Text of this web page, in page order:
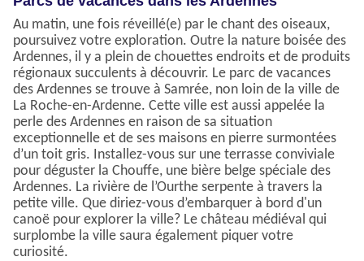
Au matin, une fois réveillé(e) par le chant des oiseaux,
poursuivez votre exploration. Outre la nature boisée des
Ardennes, il y a plein de chouettes endroits et de produits
régionaux succulents à découvrir. Le parc de vacances
des Ardennes se trouve à Samrée, non loin de la ville de
La Roche-en-Ardenne. Cette ville est aussi appelée la
perle des Ardennes en raison de sa situation
exceptionnelle et de ses maisons en pierre surmontées
d’un toit gris. Installez-vous sur une terrasse conviviale
pour déguster la Chouffe, une bière belge spéciale des
Ardennes. La rivière de l’Ourthe serpente à travers la
petite ville. Que diriez-vous d’embarquer à bord d'un
canoë pour explorer la ville? Le château médiéval qui
surplombe la ville saura également piquer votre
curiosité.